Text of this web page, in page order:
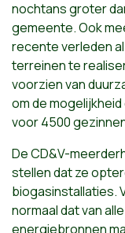
nochtans groter
gemeente. Ook
recente verleden
terreinen te
voorzien van
om de
voor 4500
De CD&V-
stellen dat ze
biogasinstallaties.
normaal dat van
energiebronnen